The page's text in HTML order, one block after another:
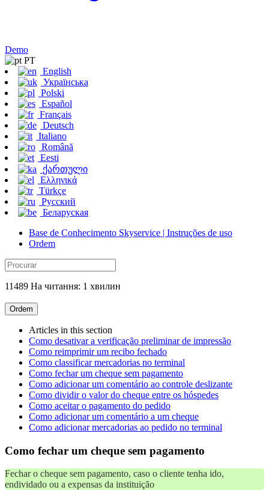
Demo
PT
English
Українська
Polski
Español
Français
Deutsch
Italiano
Română
Eesti
ქართული
Ελληνικά
Türkçe
Русский
Беларуская
Base de Conhecimento Skyservice | Instruções de uso
Ordem
11489 На читання: 1 хвилин
Ordem
Articles in this section
Como desativar a verificação preliminar de impressão
Como reimprimir um recibo fechado
Como classificar mercadorias no terminal
Como fechar um cheque sem pagamento
Como adicionar um comentário ao controle deslizante
Como dividir o valor do cheque entre os hóspedes
Como aceitar o pagamento do pedido
Como adicionar um comentário a um cheque
Como adicionar mercadorias ao pedido no terminal
Como fechar um cheque sem pagamento
Fechar o cheque sem pagamento, caso o cliente tenha ido,
endividado ou a expensas da instituição